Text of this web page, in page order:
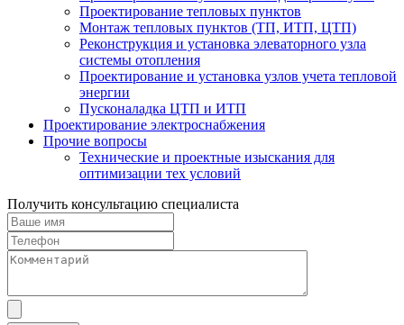
Проектирование тепловых пунктов
Монтаж тепловых пунктов (ТП, ИТП, ЦТП)
Реконструкция и установка элеваторного узла
системы отопления
Проектирование и установка узлов учета тепловой
энергии
Пусконаладка ЦТП и ИТП
Проектирование электроснабжения
Прочие вопросы
Технические и проектные изыскания для
оптимизации тех условий
Получить консультацию специалиста